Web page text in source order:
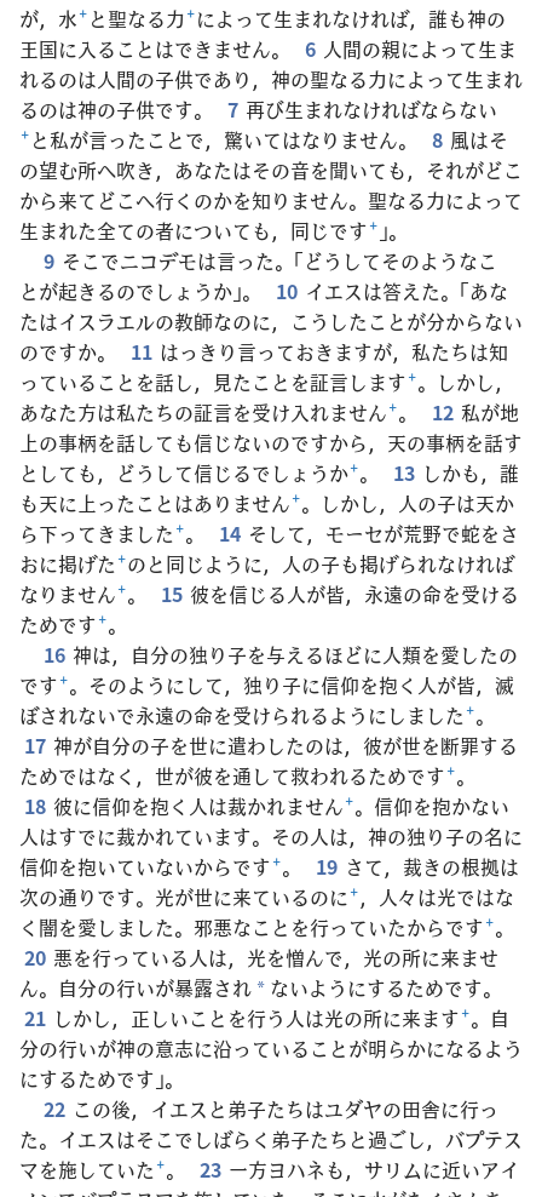
が，水+と聖なる力+によって生まれなければ，誰も神の
王国に入ることはできません。
6 人間の親によって生ま
れるのは人間の子供であり，神の聖なる力によって生まれ
るのは神の子供です。
7 再び生まれなければならない
+と私が言ったことで，驚いてはなりません。 8 風はそ
の望む所へ吹き，あなたはその音を聞いても，それがどこ
から来てどこへ行くのかを知りません。聖なる力によって
生まれた全ての者についても，同じです+ 」。
9 そこでニコデモは言った。「どうしてそのようなこ
とが起きるのでしょうか」。
10 イエスは答えた。「あな
たはイスラエルの教師なのに，こうしたことが分からない
のですか。
11 はっきり言っておきますが，私たちは知
っていることを話し，見たことを証言します+。しかし，
あなた方は私たちの証言を受け入れません+。 12 私が地
上の事柄を話しても信じないのですから，天の事柄を話す
としても，どうして信じるでしょうか+。 13 しかも，誰
も天に上ったことはありません+。しかし，人の子は天か
ら下ってきました+。 14 そして，モーセが荒野で蛇をさ
おに掲げた+のと同じように，人の子も掲げられなければ
なりません+。 15 彼を信じる人が皆，永遠の命を受ける
ためです+。
16 神は，自分の独り子を与えるほどに人類を愛したの
です+。そのようにして，独り子に信仰を抱く人が皆，滅
ぼされないで永遠の命を受けられるようにしました+。
17 神が自分の子を世に遣わしたのは，彼が世を断罪する
ためではなく，世が彼を通して救われるためです+。
18 彼に信仰を抱く人は裁かれません+。信仰を抱かない
人はすでに裁かれています。その人は，神の独り子の名に
信仰を抱いていないからです+。 19 さて，裁きの根拠は
次の通りです。光が世に来ているのに+，人々は光ではな
く闇を愛しました。邪悪なことを行っていたからです+。
20 悪を行っている人は，光を憎んで，光の所に来ませ
ん。自分の行いが暴露され * ないようにするためです。
21 しかし，正しいことを行う人は光の所に来ます+。自
分の行いが神の意志に沿っていることが明らかになるよう
にするためです」。
22 この後，イエスと弟子たちはユダヤの田舎に行っ
た。イエスはそこでしばらく弟子たちと過ごし，バプテス
マを施していた+。 23 一方ヨハネも，サリムに近いアイ